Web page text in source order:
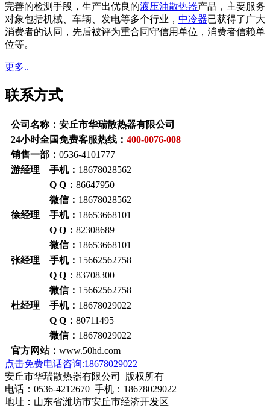
完善的检测手段，生产出优良的液压油散热器产品，主要服务
对象包括机械、车辆、发电等多个行业， 中冷器已获得了广大
消费者的认同，先后被评为重合同守信用单位，消费者信赖单
位等。
更多..
联系方式
公司名称：安丘市华瑞散热器有限公司
24小时全国免费客服热线： 400-0076-008
销售一部： 0536-4101777
游经理 手机： 18678028562
Q Q： 86647950
微信： 18678028562
徐经理 手机： 18653668101
Q Q： 82308689
微信： 18653668101
张经理 手机： 15662562758
Q Q： 83708300
微信： 15662562758
杜经理 手机： 18678029022
Q Q： 80711495
微信： 18678029022
官方网站： www.50hd.com
点击免费电话咨询:18678029022
安丘市华瑞散热器有限公司 版权所有
电话：0536-4212670 手机：18678029022
地址：山东省潍坊市安丘市经济开发区